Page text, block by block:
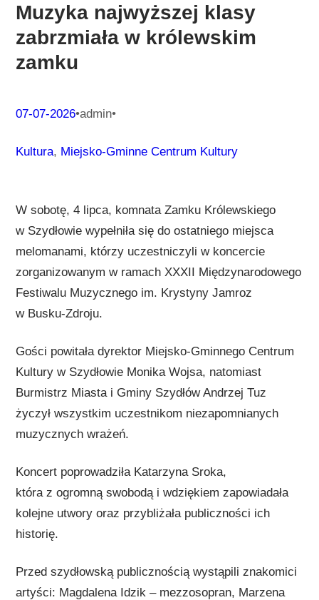
Muzyka najwyższej klasy
zabrzmiała w królewskim
zamku
07-07-2026•admin•
Kultura, Miejsko-Gminne Centrum Kultury
W sobotę, 4 lipca, komnata Zamku Królewskiego
w Szydłowie wypełniła się do ostatniego miejsca
melomanami, którzy uczestniczyli w koncercie
zorganizowanym w ramach XXXII Międzynarodowego
Festiwalu Muzycznego im. Krystyny Jamroz
w Busku-Zdroju.
Gości powitała dyrektor Miejsko-Gminnego Centrum
Kultury w Szydłowie Monika Wojsa, natomiast
Burmistrz Miasta i Gminy Szydłów Andrzej Tuz
życzył wszystkim uczestnikom niezapomnianych
muzycznych wrażeń.
Koncert poprowadziła Katarzyna Sroka,
która z ogromną swobodą i wdziękiem zapowiadała
kolejne utwory oraz przybliżała publiczności ich
historię.
Przed szydłowską publicznością wystąpili znakomici
artyści: Magdalena Idzik – mezzosopran, Marzena